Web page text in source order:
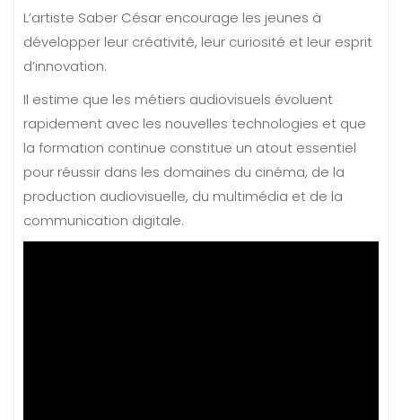
L’artiste Saber César encourage les jeunes à
développer leur créativité, leur curiosité et leur esprit
d’innovation.
Il estime que les métiers audiovisuels évoluent
rapidement avec les nouvelles technologies et que
la formation continue constitue un atout essentiel
pour réussir dans les domaines du cinéma, de la
production audiovisuelle, du multimédia et de la
communication digitale.